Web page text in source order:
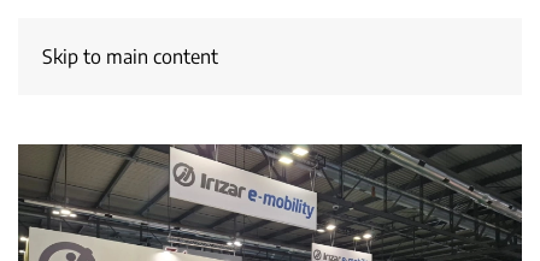
Skip to main content